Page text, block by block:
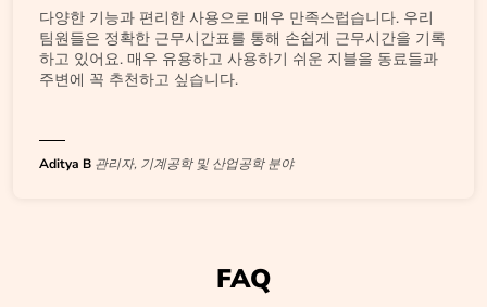
다양한 기능과 편리한 사용으로 매우 만족스럽습니다. 우리
팀원들은 정확한 근무시간표를 통해 손쉽게 근무시간을 기록
하고 있어요. 매우 유용하고 사용하기 쉬운 지블을 동료들과
주변에 꼭 추천하고 싶습니다.
Aditya B 관리자, 기계공학 및 산업공학 분야
FAQ